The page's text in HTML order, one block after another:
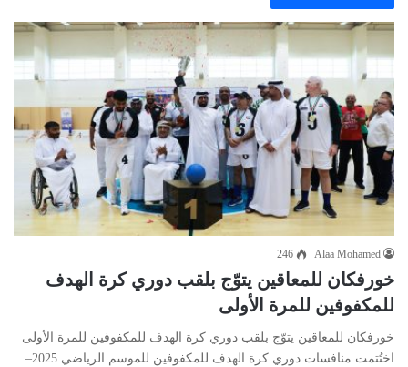
Alaa Mohamed
246
خورفكان للمعاقين يتوّج بلقب دوري كرة الهدف
للمكفوفين للمرة الأولى
خورفكان للمعاقين يتوّج بلقب دوري كرة الهدف للمكفوفين للمرة الأولى
اختُتمت منافسات دوري كرة الهدف للمكفوفين للموسم الرياضي 2025–